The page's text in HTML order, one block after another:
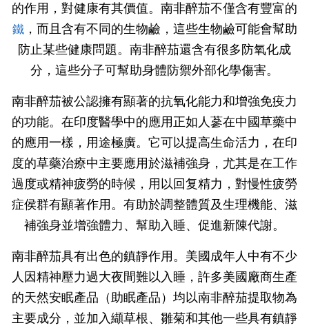
的作用，對健康有其價值。南非醉茄不僅含有豐富的
鐵，而且含有不同的生物鹼，這些生物鹼可能會幫助
防止某些健康問題。南非醉茄還含有很多防氧化成
分 ，這些分子可幫助身體防禦外部化學傷害。
南非醉茄被公認擁有顯著的抗氧化能力和增強免疫力
的功能。在印度醫學中的應用正如人蔘在中國草藥中
的應用一樣，用途極廣。它可以提高生命活力，在印
度的草藥治療中主要應用於滋補強身，尤其是在工作
過度或精神疲勞的時候，用以回复精力，對慢性疲勞
症侯群有顯著作用。 有助於調整體質及生理機能、滋
補強身並增強體力、幫助入睡、促進新陳代謝。
南非醉茄具有出色的鎮靜作用。美國成年人中有不少
人因精神壓力過大夜間難以入睡，許多美國廠商生產
的天然安眠產品（助眠產品）均以南非醉茄提取物為
主要成分，並加入纈草根、雛菊和其他一些具有鎮靜